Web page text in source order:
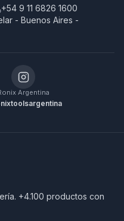
+54 9 11 6826 1600
- Buenos Aires -
Argentina
+4.100 productos con